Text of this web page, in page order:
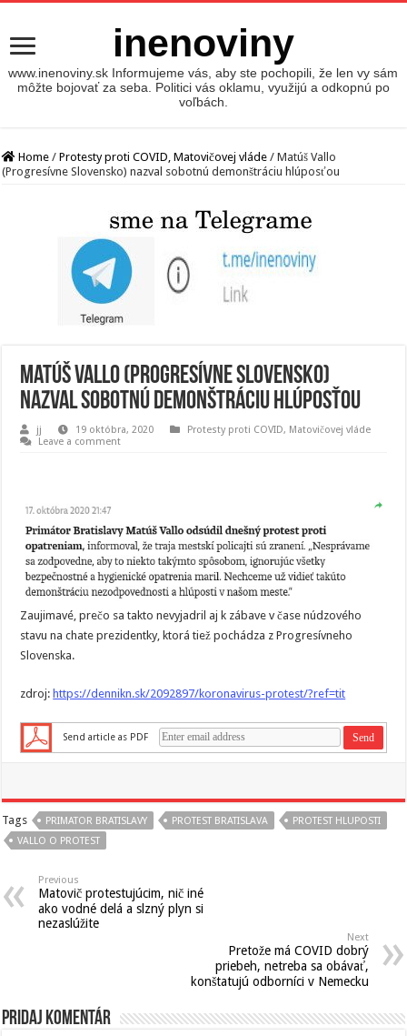
inenoviny
www.inenoviny.sk Informujeme vás, aby ste pochopili, že len vy sám
môžte bojovať za seba. Politici vás oklamu, využijú a odkopnú po
voľbách.
Home / Protesty proti COVID, Matovičovej vláde / Matúš Vallo
(Progresívne Slovensko) nazval sobotnú demonštráciu hlúposťou
Matúš Vallo (Progresívne Slovensko)
nazval sobotnú demonštráciu hlúposťou
jj 19 októbra, 2020
Protesty proti COVID, Matovičovej vláde
Leave a comment
Zaujimavé, prečo sa takto nevyjadril aj k zábave v čase núdzového
stavu na chate prezidentky, ktorá tiež pochádza z Progresívneho
Slovenska.
zdroj: https://dennikn.sk/2092897/koronavirus-protest/?ref=tit
Send article as PDF
Tags PRIMATOR BRATISLAVY PROTEST BRATISLAVA
PROTEST HLUPOSTI
VALLO O PROTEST
Previous
Matovič protestujúcim, nič iné
ako vodné delá a slzný plyn si
nezaslúžite
Next
Pretože má COVID dobrý
priebeh, netreba sa obávať,
konštatujú odborníci v Nemecku
Pridaj komentár